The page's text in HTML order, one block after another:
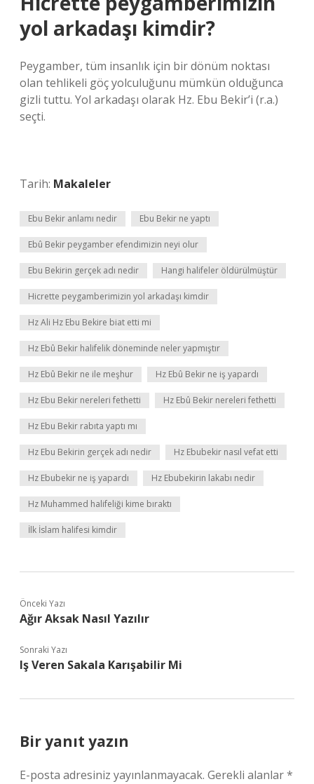
yol arkadaşı kimdir?
Peygamber, tüm insanlık için bir dönüm noktası
olan tehlikeli göç yolculuğunu mümkün olduğunca
gizli tuttu. Yol arkadaşı olarak Hz. Ebu Bekir’i (r.a.)
seçti.
Tarih: Makaleler
Ebu Bekir anlamı nedir Ebu Bekir ne yaptı
Ebû Bekir peygamber efendimizin neyi olur
Ebu Bekirin gerçek adı nedir Hangi halifeler öldürülmüştür
Hicrette peygamberimizin yol arkadaşı kimdir
Hz Ali Hz Ebu Bekire biat etti mi
Hz Ebû Bekir halifelik döneminde neler yapmıştır
Hz Ebû Bekir ne ile meşhur Hz Ebû Bekir ne iş yapardı
Hz Ebu Bekir nereleri fethetti Hz Ebû Bekir nereleri fethetti
Hz Ebu Bekir rabıta yaptı mı
Hz Ebu Bekirin gerçek adı nedir Hz Ebubekir nasıl vefat etti
Hz Ebubekir ne iş yapardı Hz Ebubekirin lakabı nedir
Hz Muhammed halifeliği kime bıraktı
İlk İslam halifesi kimdir
Önceki Yazı
Ağır Aksak Nasıl Yazılır
Sonraki Yazı
Iş Veren Sakala Karışabilir Mi
Bir yanıt yazın
E-posta adresiniz yayınlanmayacak. Gerekli alanlar*